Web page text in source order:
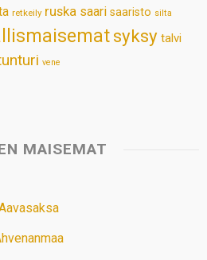
retkeily ruska saari saaristo silta
syksy talvi
vene
MAISEMAT